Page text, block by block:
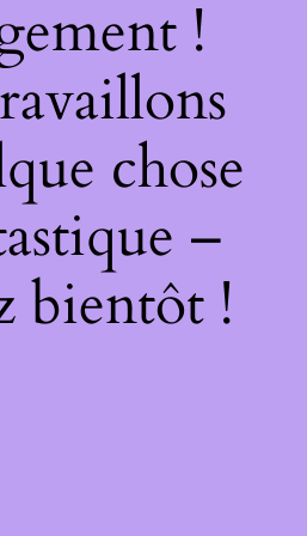
!
chose
–
bientôt !